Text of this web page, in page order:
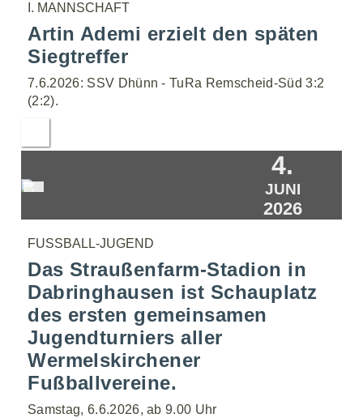
I. MANNSCHAFT
Artin Ademi erzielt den späten
Siegtreffer
7.6.2026: SSV Dhünn - TuRa Remscheid-Süd 3:2
(2:2).
4.
JUNI
2026
FUSSBALL-JUGEND
Das Straußenfarm-Stadion in
Dabringhausen ist Schauplatz
des ersten gemeinsamen
Jugendturniers aller
Wermelskirchener
Fußballvereine.
Samstag, 6.6.2026, ab 9.00 Uhr